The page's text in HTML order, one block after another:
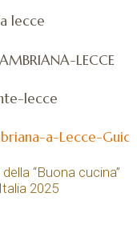
“Buona cucina”
2025